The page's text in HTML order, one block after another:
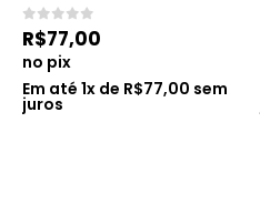
0de 5
R$77,00
no pix
Em até 1x de R$77,00 sem
juros